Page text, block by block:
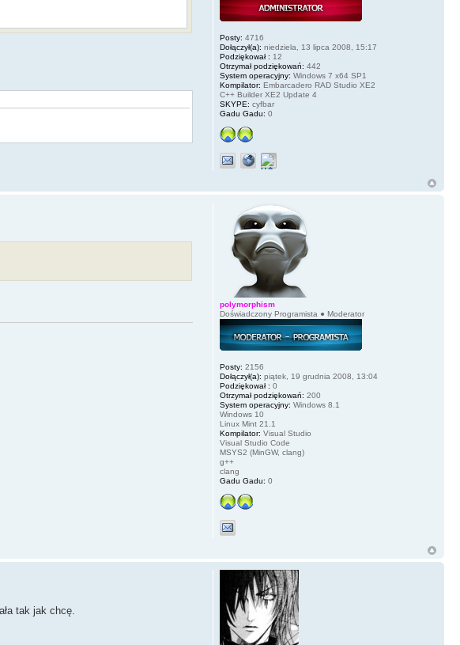
Posty: 4716
Dołączył(a): niedziela, 13 lipca 2008, 15:17
Podziękował : 12
Otrzymał podziękowań: 442
System operacyjny: Windows 7 x64 SP1
Kompilator: Embarcadero RAD Studio XE2
C++ Builder XE2 Update 4
SKYPE: cyfbar
Gadu Gadu: 0
polymorphism
Doświadczony Programista ● Moderator
Posty: 2156
Dołączył(a): piątek, 19 grudnia 2008, 13:04
Podziękował : 0
Otrzymał podziękowań: 200
System operacyjny: Windows 8.1
Windows 10
Linux Mint 21.1
Kompilator: Visual Studio
Visual Studio Code
MSYS2 (MinGW, clang)
g++
clang
Gadu Gadu: 0
tak jak chcę.